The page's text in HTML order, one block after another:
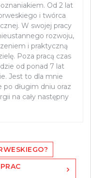
Od 2 lat
i twórca
W swojej pracy
rozwoju,
i praktyczną
Poza pracą czas
od ponad 7 lat
Jest to dla mnie
długim dniu oraz
na cały następny